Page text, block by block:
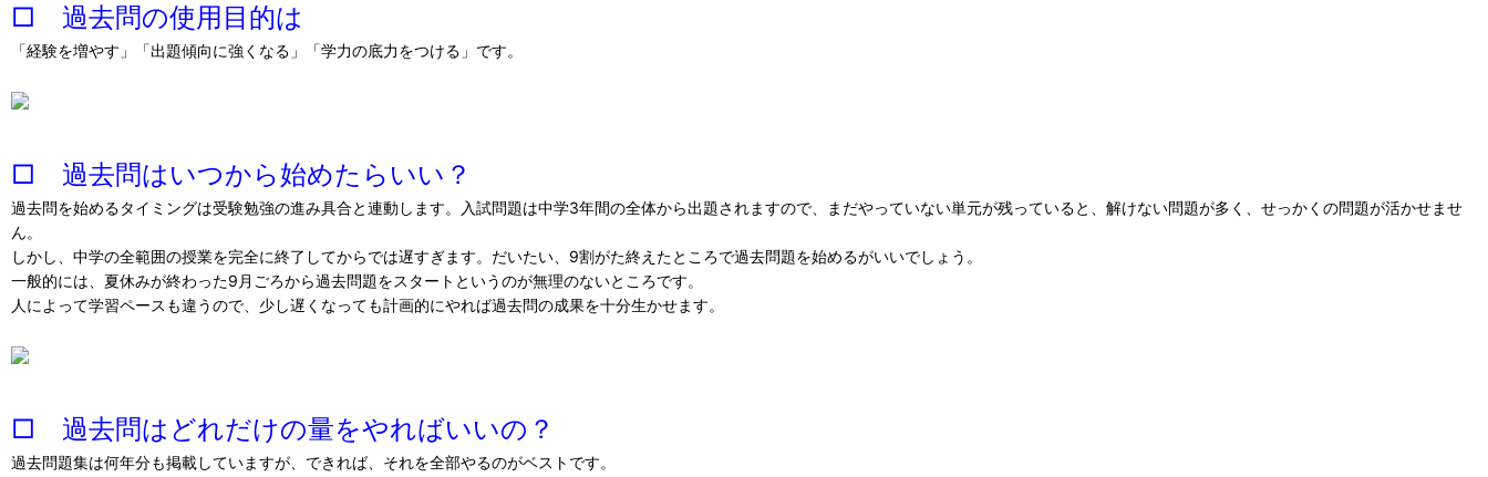
□ 過去問の使用目的は
「経験を増やす」「出題傾向に強くなる」「学力の底力をつける」です。
□ 過去問はいつから始めたらいい？
過去問を始めるタイミングは受験勉強の進み具合と連動します。入試問題は中学3年間の全体から出題されますので、まだやっていない単元が残っていると、解けない問題が多く、せっかくの問題が活かせませ
ん。
しかし、中学の全範囲の授業を完全に終了してからでは遅すぎます。だいたい、9割がた終えたところで過去問題を始めるがいいでしょう。
一般的には、夏休みが終わった9月ごろから過去問題をスタートというのが無理のないところです。
人によって学習ペースも違うので、少し遅くなっても計画的にやれば過去問の成果を十分生かせます。
□ 過去問はどれだけの量をやればいいの？
過去問題集は何年分も掲載していますが、できれば、それを全部やるのがベストです。